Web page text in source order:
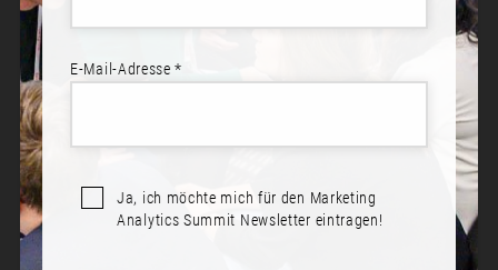
NUR NOCH 5 WOCHEN: EINE
E-Mail-Adresse *
Ja, ich möchte mich für den Marketing
Analytics Summit Newsletter eintragen!